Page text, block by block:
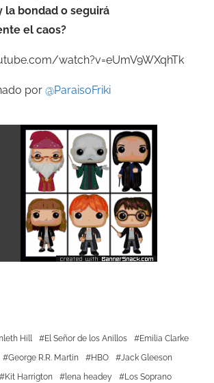
la bondad o seguirá
el caos?
watch?v=eUmV9WXqhTk
por @ParaisoFriki
Hill El Señor de los Anillos
Emilia Clarke
George R.R. Martin HBO
Jack Gleeson
Kit Harrigton lena headey
Los Soprano